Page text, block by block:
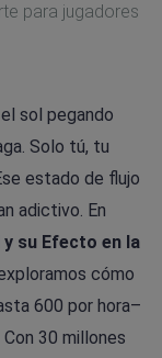
para jugadores
sol pegando
Solo tú, tu
estado de flujo
adictivo. En
y su Efecto en la
cómo
600 por hora–
30 millones